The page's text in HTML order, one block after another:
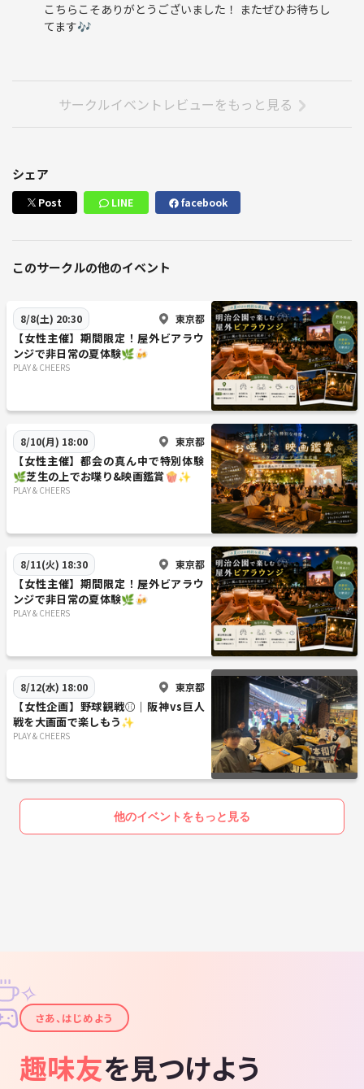
こちらこそありがとうございました！ またぜひお待ちし
てます🎶
サークルイベントレビューをもっと見る
シェア
Post LINE facebook
このサークルの他のイベント
8/8(土) 20:30 東京都
【女性主催】期間限定！屋外ビアラウ
ンジで非日常の夏体験🌿‬🍻
PLAY & CHEERS
8/10(月) 18:00 東京都
【女性主催】都会の真ん中で特別体験
🌿‬芝生の上でお喋り&映画鑑賞🍿✨️
PLAY & CHEERS
8/11(火) 18:30 東京都
【女性主催】期間限定！屋外ビアラウ
ンジで非日常の夏体験🌿‬🍻
PLAY & CHEERS
8/12(水) 18:00 東京都
【女性企画】野球観戦⚾️│阪神vs巨人
戦を大画面で楽しもう✨
PLAY & CHEERS
他のイベントをもっと見る
✦
✧
さあ、はじめよう
趣味友を見つけよう